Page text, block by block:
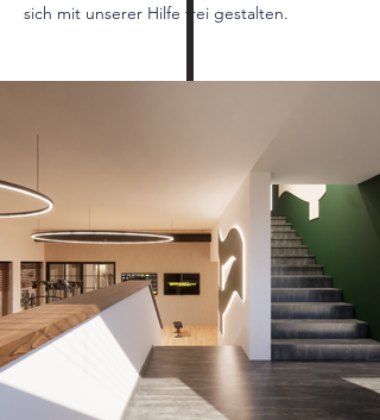
sich mit unserer Hilfe frei gestalten.